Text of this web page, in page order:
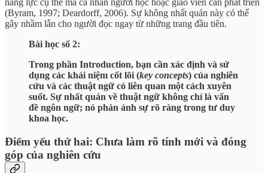
năng lực cụ thể mà cá nhân người học hoặc giáo viên cần phát triển
(Byram, 1997; Deardorff, 2006). Sự không nhất quán này có thể
gây nhầm lẫn cho người đọc ngay từ những trang đầu tiên.
Bài học số 2:
Trong phần Introduction, bạn cần xác định và sử
dụng các khái niệm cốt lõi (key concepts) của nghiên
cứu và các thuật ngữ có liên quan một cách xuyên
suốt. Sự nhất quán về thuật ngữ không chỉ là vấn
đề ngôn ngữ; nó phản ánh sự rõ ràng trong tư duy
khoa học.
Điểm yếu thứ hai: Chưa làm rõ tính mới và đóng
góp của nghiên cứu